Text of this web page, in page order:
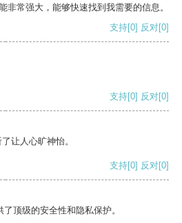
非常强大，能够快速找到我需要的信息。
支持[0] 反对[0]
支持[0] 反对[0]
让人心旷神怡。
支持[0] 反对[0]
顶级的安全性和隐私保护。